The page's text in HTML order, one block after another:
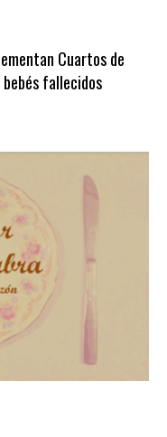
Cuartos de
bebés fallecidos